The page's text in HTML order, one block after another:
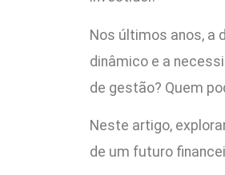
Nos últimos anos, a
dinâmico e a
de gestão? Quem
Neste artigo,
de um futuro